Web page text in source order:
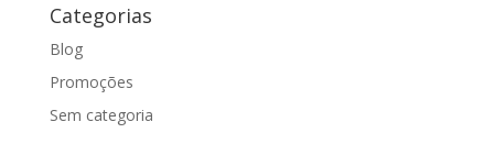
Categorias
Blog
Promoções
Sem categoria